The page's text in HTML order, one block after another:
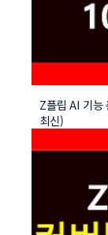
Z플립 AI 기
최신)